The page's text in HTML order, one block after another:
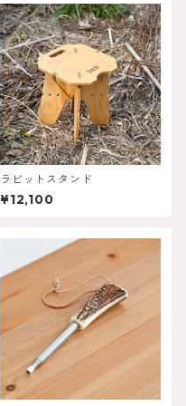
ラビットスタンド
¥12,100